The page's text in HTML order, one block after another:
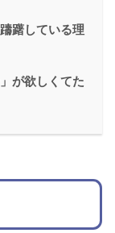
躇している理
が欲しくてた